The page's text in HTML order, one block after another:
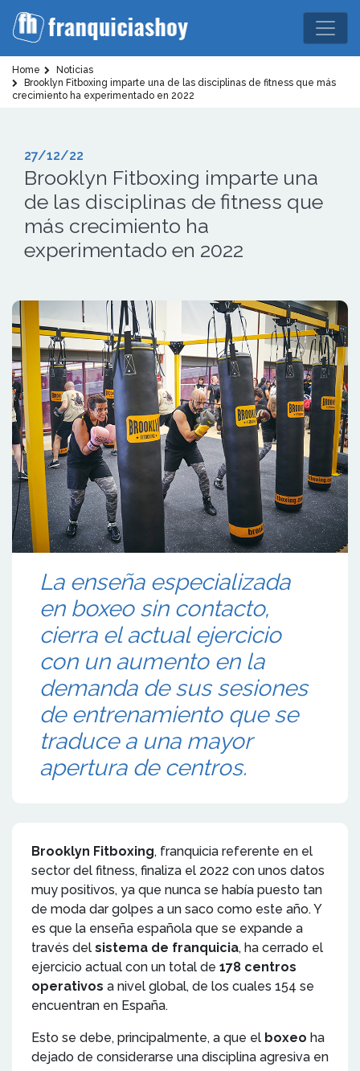
Home
Noticias
Brooklyn Fitboxing imparte una de las disciplinas de fitness que más
crecimiento ha experimentado en 2022
27/12/22
Brooklyn Fitboxing imparte una
de las disciplinas de fitness que
más crecimiento ha
experimentado en 2022
La enseña especializada
en boxeo sin contacto,
cierra el actual ejercicio
con un aumento en la
demanda de sus sesiones
de entrenamiento que se
traduce a una mayor
apertura de centros.
Brooklyn Fitboxing, franquicia referente en el
sector del fitness, finaliza el 2022 con unos datos
muy positivos, ya que nunca se había puesto tan
de moda dar golpes a un saco como este año. Y
es que la enseña española que se expande a
través del sistema de franquicia, ha cerrado el
ejercicio actual con un total de 178 centros
operativos a nivel global, de los cuales 154 se
encuentran en España.
Esto se debe, principalmente, a que el boxeo ha
dejado de considerarse una disciplina agresiva en